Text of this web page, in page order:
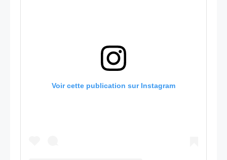
Voir cette publication sur Instagram